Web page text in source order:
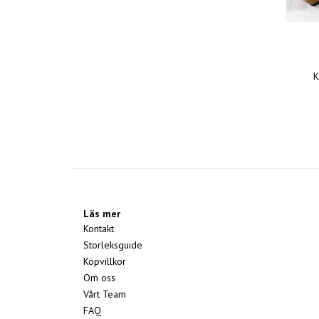
Läs mer
Kontakt
Storleksguide
Köpvillkor
Om oss
Vårt Team
FAQ